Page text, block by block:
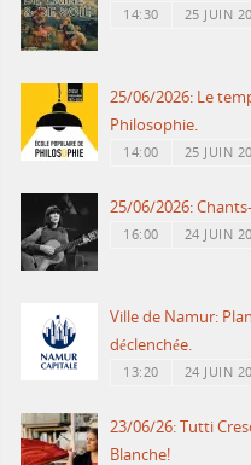
14:30 25 JUIN
25/06/2026: Le
Philosophie.
14:00 25 JUIN
25/06/2026:
16:00 24 JUIN
Ville de Namur:
déclenchée.
13:20 24 JUIN
23/06/26: Tutti
Blanche!